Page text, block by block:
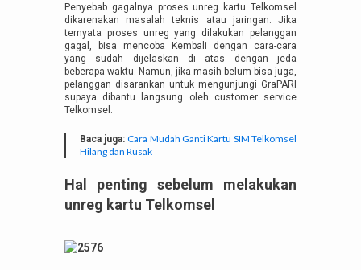
Penyebab gagalnya proses unreg kartu Telkomsel
dikarenakan masalah teknis atau jaringan. Jika
ternyata proses unreg yang dilakukan pelanggan
gagal, bisa mencoba Kembali dengan cara-cara
yang sudah dijelaskan di atas dengan jeda
beberapa waktu. Namun, jika masih belum bisa juga,
pelanggan disarankan untuk mengunjungi GraPARI
supaya dibantu langsung oleh customer service
Telkomsel.
Baca juga:Cara Mudah Ganti Kartu SIM Telkomsel
Hilang dan Rusak
Hal penting sebelum melakukan
unreg kartu Telkomsel